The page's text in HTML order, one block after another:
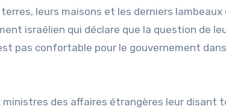
leurs maisons et les derniers lambeaux
israélien qui déclare que la question de
pas confortable pour le gouvernement
ministres des affaires étrangères leur disant